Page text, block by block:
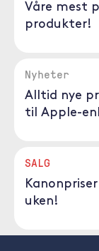
Våre mest
produkter!
Nyheter
Alltid nye
til Apple-
SALG
uken!